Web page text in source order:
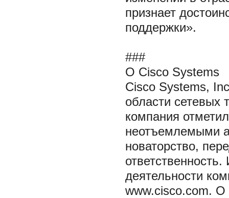
признает
поддержки».
###
О Cisco Systems
Cisco Systems,
области сетевых
компания
неотъемлемыми
новаторство,
деятельности
www.cisco.com. О